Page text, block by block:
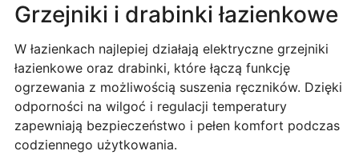
Grzejniki i drabinki łazienkowe
W łazienkach najlepiej działają elektryczne grzejniki
łazienkowe oraz drabinki, które łączą funkcję
ogrzewania z możliwością suszenia ręczników. Dzięki
odporności na wilgoć i regulacji temperatury
zapewniają bezpieczeństwo i pełen komfort podczas
codziennego użytkowania.